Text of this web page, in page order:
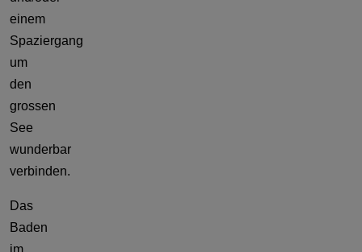
einem
Spaziergang
um
den
grossen
See
wunderbar
verbinden.
Das
Baden
im